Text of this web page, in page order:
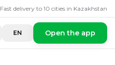
Fast delivery to 10 cities in Kazakhstan
EN Open the app